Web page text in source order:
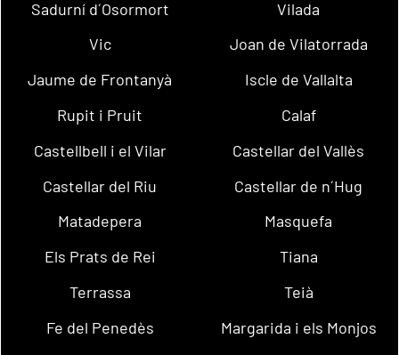
Sadurní d´Osormort
Vilada
Vic
Joan de Vilatorrada
Jaume de Frontanyà
Iscle de Vallalta
Rupit i Pruit
Calaf
Castellbell i el Vilar
Castellar del Vallès
Castellar del Riu
Castellar de n´Hug
Matadepera
Masquefa
Els Prats de Rei
Tiana
Terrassa
Teià
Fe del Penedès
Margarida i els Monjos